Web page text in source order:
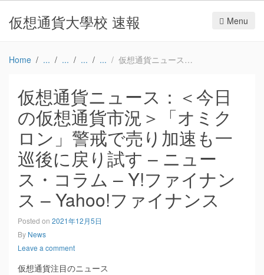
仮想通貨大學校 速報 Menu
Home 仮想通貨ニュース：＜今日の仮想通貨市況＞「オミクロン」警戒で売り加速も一巡後に戻り試す – ニュース・コラム – Y!ファイナンス – Yahoo!ファイナンス
仮想通貨ニュース：＜今日
の仮想通貨市況＞「オミク
ロン」警戒で売り加速も一
巡後に戻り試す – ニュー
ス・コラム – Y!ファイナン
ス – Yahoo!ファイナンス
Posted on 2021年12月5日
By News
Leave a comment
仮想通貨注目のニュース